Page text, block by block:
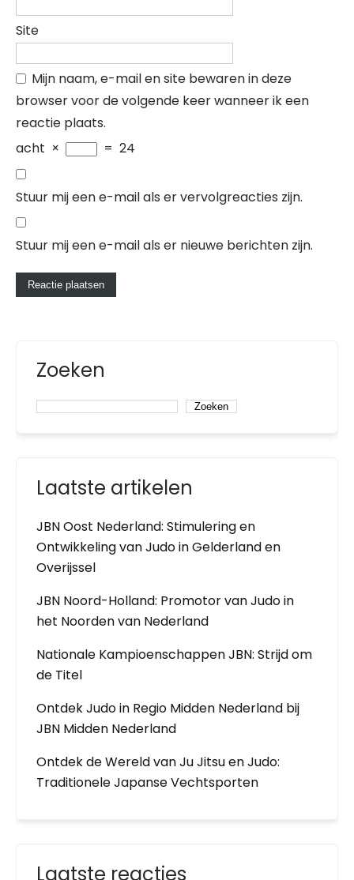
Site
Mijn naam, e-mail en site bewaren in deze
browser voor de volgende keer wanneer ik een
reactie plaats.
acht × = 24
Stuur mij een e-mail als er vervolgreacties zijn.
Stuur mij een e-mail als er nieuwe berichten zijn.
Zoeken
Zoeken
Laatste artikelen
JBN Oost Nederland: Stimulering en
Ontwikkeling van Judo in Gelderland en
Overijssel
JBN Noord-Holland: Promotor van Judo in
het Noorden van Nederland
Nationale Kampioenschappen JBN: Strijd om
de Titel
Ontdek Judo in Regio Midden Nederland bij
JBN Midden Nederland
Ontdek de Wereld van Ju Jitsu en Judo:
Traditionele Japanse Vechtsporten
Laatste reacties